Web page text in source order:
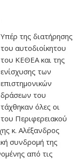
Υπέρ της διατήρησης
του αυτοδιοίκητου
του ΚΕΘΕΑ και της
ενίσχυσης των
επιστημονικών
δράσεων του
τάχθηκαν όλες οι
Περιφερειακού
κ. Αλέξανδρος
συνδρομή της
από τις